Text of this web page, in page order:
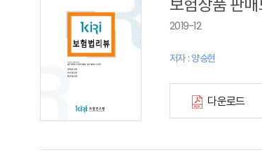
2019-12
저자 : 양승현
다운로드